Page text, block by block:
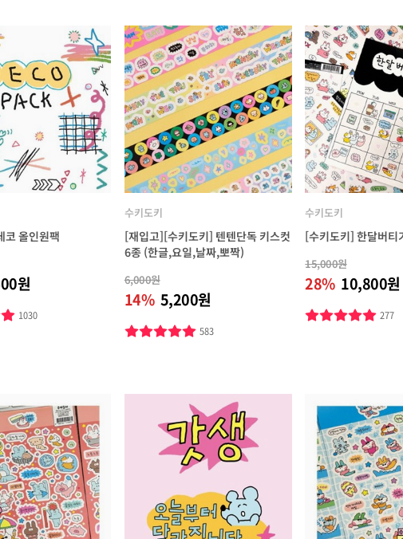
코 올인원팩
원
1030
수키도키
[재입고][수키도키] 텐텐단독 키스컷
6종 (한글,요일,날짜,뽀짝)
6,000원
14% 5,200원
583
수키도키
[수키도키] 한달버티
15,000원
28% 10,800원
277